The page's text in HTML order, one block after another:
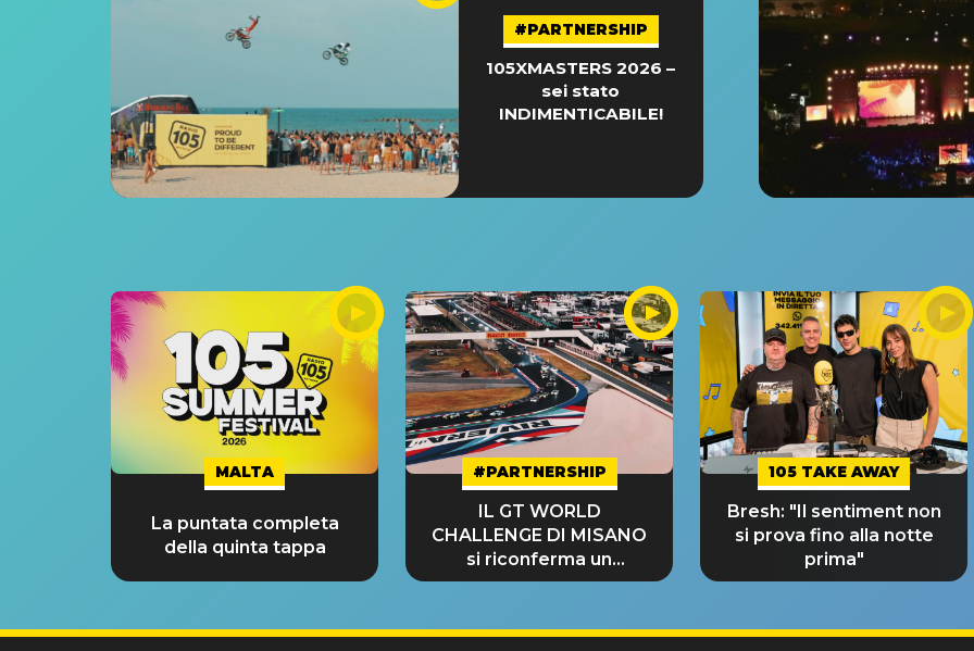
#PARTNERSHIP
105XMASTERS 2026 –
sei stato
INDIMENTICABILE!
MALTA
La puntata completa
della quinta tappa
#PARTNERSHIP
IL GT WORLD
CHALLENGE DI MISANO
si riconferma un
GRANDE SUCCESSO!
105 TAKE AWAY
Bresh: "Il sentiment non
si prova fino alla notte
prima"